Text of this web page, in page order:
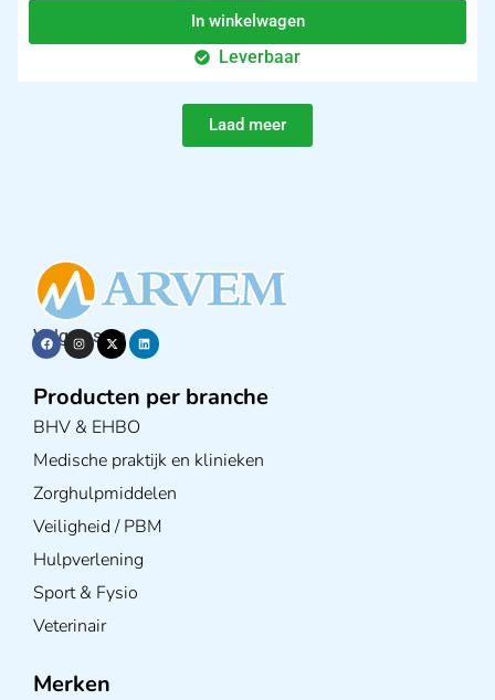
In winkelwagen
Leverbaar
Laad meer
Volg ons op
Producten per branche
BHV & EHBO
Medische praktijk en klinieken
Zorghulpmiddelen
Veiligheid / PBM
Hulpverlening
Sport & Fysio
Veterinair
Merken